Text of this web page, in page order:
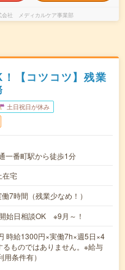
会社 メディカルケア事業部
！【コツコツ】残業
土日祝日が休み
一番町駅から徒歩1分
宅
7時間（残業少なめ！）
始日相談OK ※9月～！
給1300円×実働7h×週5日×4
ものではありません。※給与
条件有）